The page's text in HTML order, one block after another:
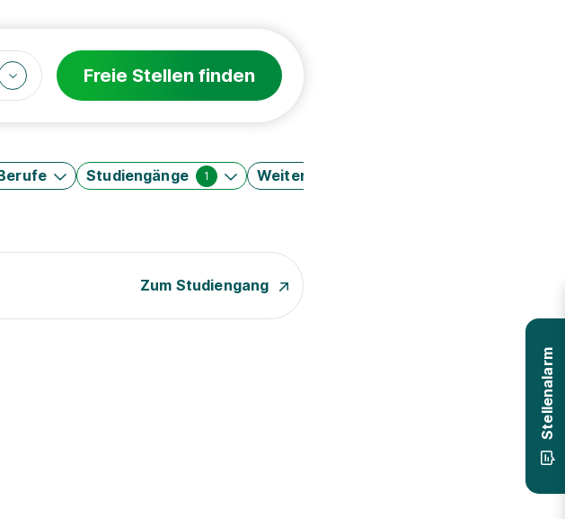
Freie Stellen finden
Studiengänge 1 Weitere Filter
Zum Studiengang
Stellenalarm